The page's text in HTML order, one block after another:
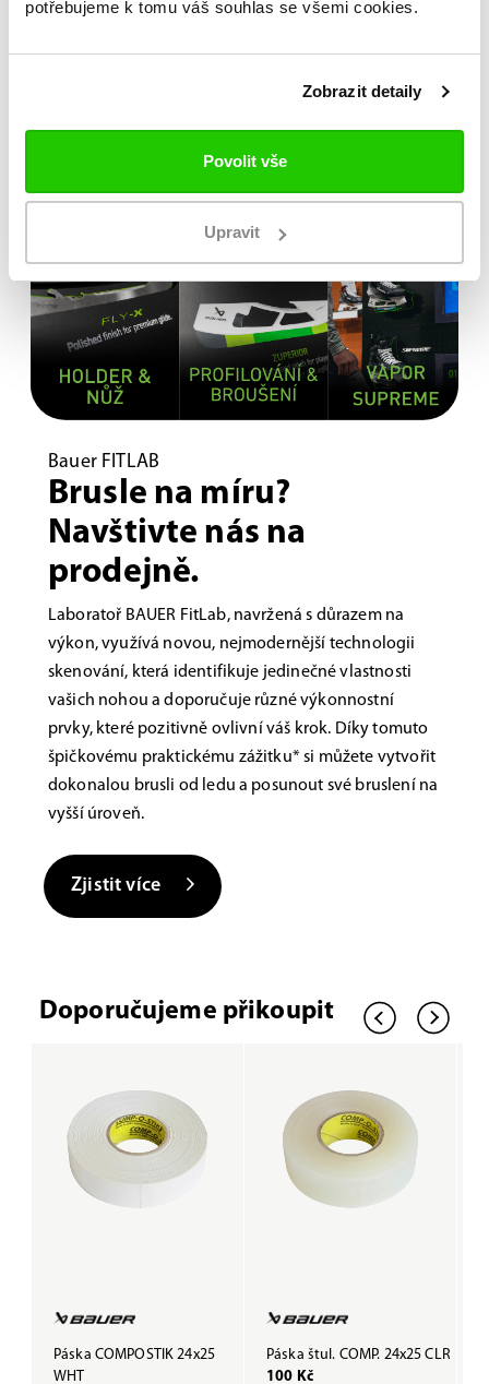
potřebujeme k tomu váš souhlas se všemi cookies.
Zobrazit detaily
Povolit vše
Upravit
Bauer FITLAB
Brusle na míru?
Navštivte nás na
prodejně.
Laboratoř BAUER FitLab, navržená s důrazem na
výkon, využívá novou, nejmodernější technologii
skenování, která identifikuje jedinečné vlastnosti
vašich nohou a doporučuje různé výkonnostní
prvky, které pozitivně ovlivní váš krok. Díky tomuto
špičkovému praktickému zážitku* si můžete vytvořit
dokonalou brusli od ledu a posunout své bruslení na
vyšší úroveň.
Zjistit více
Doporučujeme přikoupit
Páska COMPOSTIK 24x25
WHT
Páska štul. COMP. 24x25 CLR
100 Kč